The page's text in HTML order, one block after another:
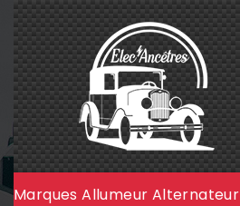
Marques Allumeur Alternateur